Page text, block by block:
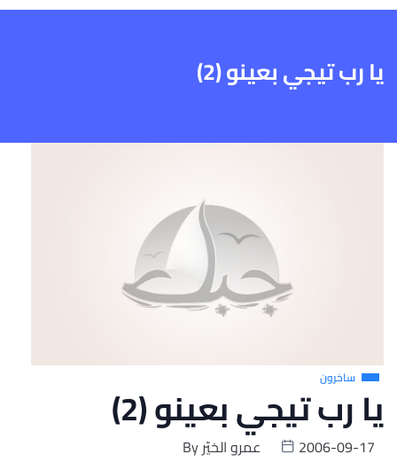
يا رب تيجي بعينو (2)
ساخرون
يا رب تيجي بعينو (2)
Byعمرو الخيّر
2006-09-17